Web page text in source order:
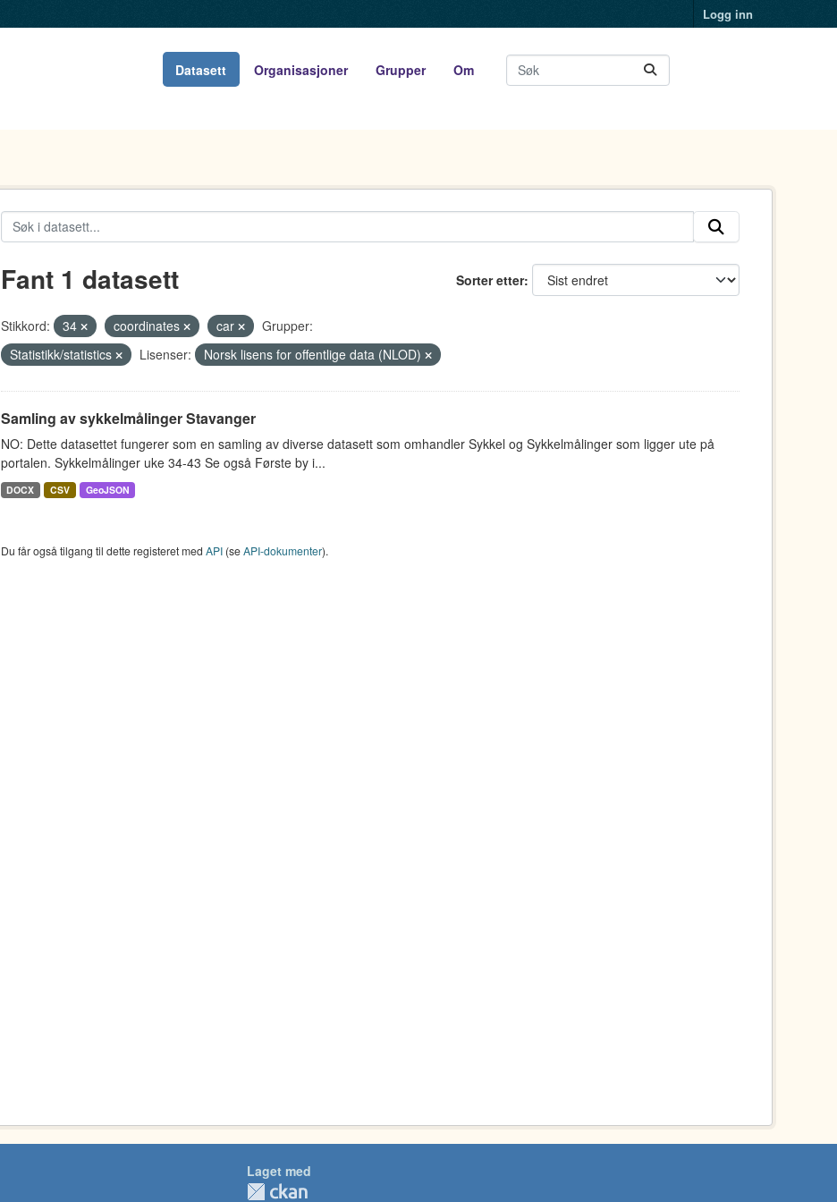
Logg inn
Datasett Organisasjoner Grupper Om
Sorter etter
Fant 1 datasett
Stikkord: 34 coordinates car
Grupper:
Statistikk/statistics
Lisenser: Norsk lisens for offentlige data (NLOD)
Samling av sykkelmålinger Stavanger
NO: Dette datasettet fungerer som en samling av diverse datasett som omhandler Sykkel og Sykkelmålinger som ligger ute på
portalen. Sykkelmålinger uke 34-43 Se også Første by i...
DOCX CSV GeoJSON
Du får også tilgang til dette registeret med API(seAPI-dokumenter).
Laget med